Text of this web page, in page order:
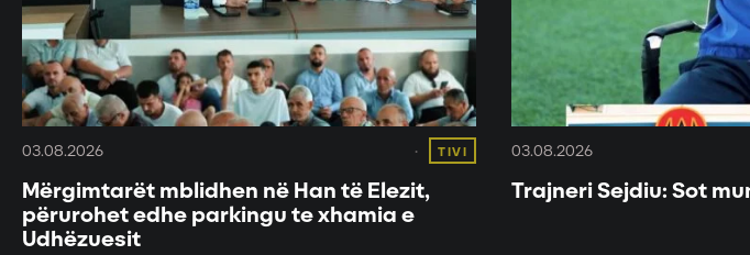
03.08.2026 TIVI
Mërgimtarët mblidhen në Han të Elezit,
përurohet edhe parkingu te xhamia e
Udhëzuesit
03.08.2026
Trajneri Sejdiu: Sot